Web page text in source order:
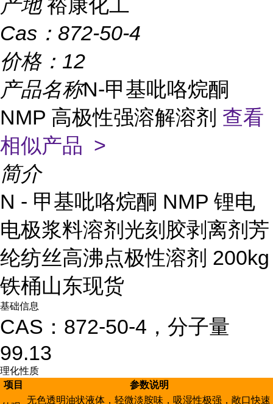
产地 裕康化工
Cas： 872-50-4
价格： 12
产品名称N-甲基吡咯烷酮
NMP 高极性强溶解溶剂 查看
相似产品 >
简介
N - 甲基吡咯烷酮 NMP 锂电
电极浆料溶剂光刻胶剥离剂芳
纶纺丝高沸点极性溶剂 200kg
铁桶山东现货
基础信息
CAS：872-50-4，分子量
99.13
理化性质
项目
参数说明
无色透明油状液体，轻微淡胺味，吸湿性极强，敞口快速